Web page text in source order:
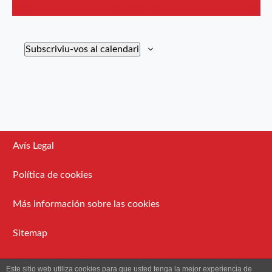
Subscriviu-vos al calendari
Avís Legal
Política de cookies
Más información sobre las cookies
Sitemap
Administració
Este sitio web utiliza cookies para que usted tenga la mejor experiencia de